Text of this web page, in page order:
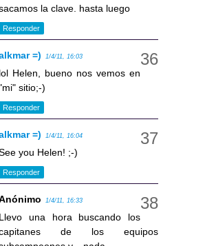
la clave. hasta luego
Responder
=) 1/4/11, 16:03
lol Helen, bueno nos vemos en
sitio;-)
Responder
=) 1/4/11, 16:04
you Helen! ;-)
Responder
1/4/11, 16:33
Llevo una hora buscando los
de los equipos